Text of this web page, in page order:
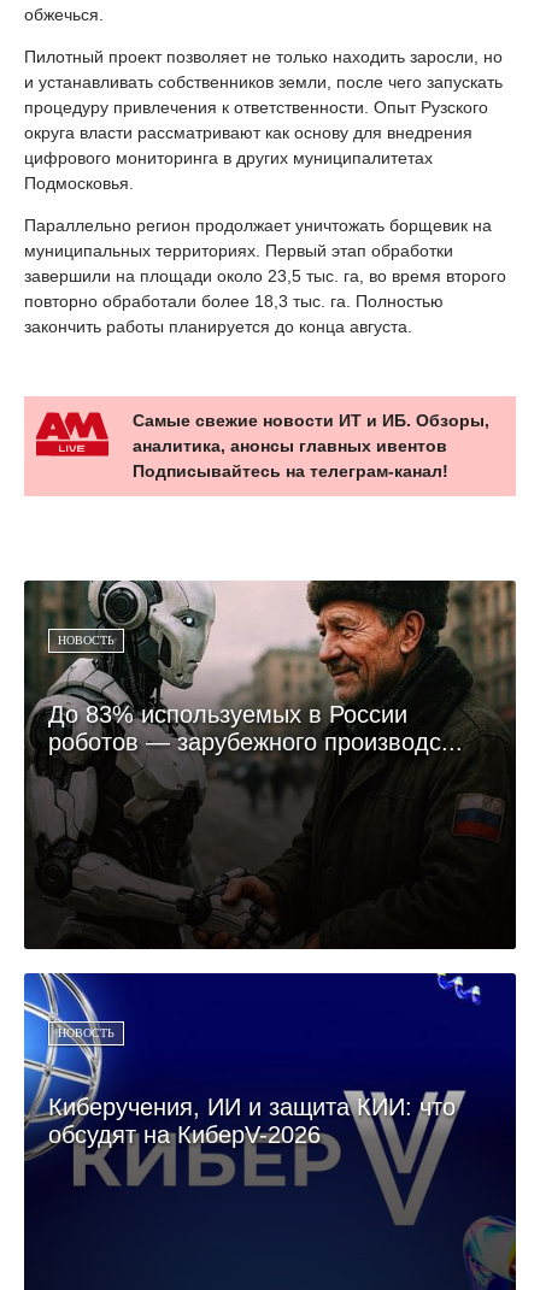
обжечься.
Пилотный проект позволяет не только находить заросли, но
и устанавливать собственников земли, после чего запускать
процедуру привлечения к ответственности. Опыт Рузского
округа власти рассматривают как основу для внедрения
цифрового мониторинга в других муниципалитетах
Подмосковья.
Параллельно регион продолжает уничтожать борщевик на
муниципальных территориях. Первый этап обработки
завершили на площади около 23,5 тыс. га, во время второго
повторно обработали более 18,3 тыс. га. Полностью
закончить работы планируется до конца августа.
Самые свежие новости ИТ и ИБ. Обзоры,
аналитика, анонсы главных ивентов
Подписывайтесь на телеграм-канал!
НОВОСТЬ
До 83% используемых в России
роботов — зарубежного производс...
НОВОСТЬ
Киберучения, ИИ и защита КИИ: что
обсудят на КиберV-2026